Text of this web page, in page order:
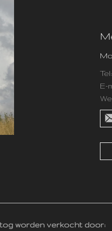
Tel:
E-
worden verkocht door: